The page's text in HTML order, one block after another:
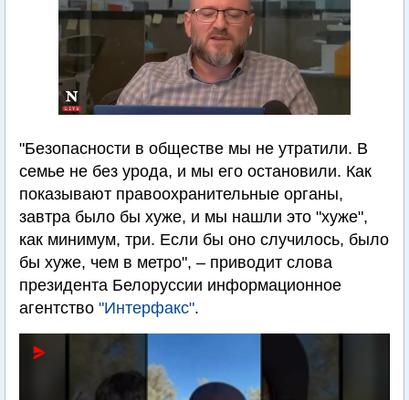
"Безопасности в обществе мы не утратили. В
семье не без урода, и мы его остановили. Как
показывают правоохранительные органы,
завтра было бы хуже, и мы нашли это "хуже",
как минимум, три. Если бы оно случилось, было
бы хуже, чем в метро", – приводит слова
президента Белоруссии информационное
агентство "Интерфакс".